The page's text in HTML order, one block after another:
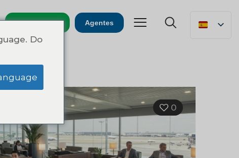
Emergencias Agentes
0
Do